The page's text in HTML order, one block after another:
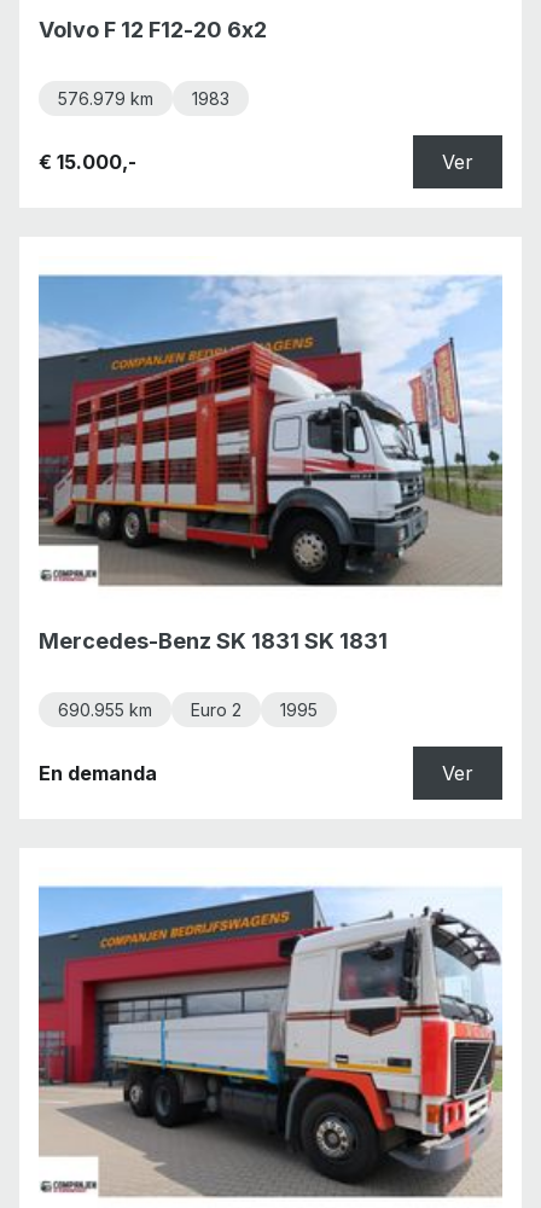
Volvo F 12 F12-20 6x2
576.979 km 1983
€ 15.000,- Ver
Mercedes-Benz SK 1831 SK 1831
690.955 km Euro 2 1995
En demanda Ver